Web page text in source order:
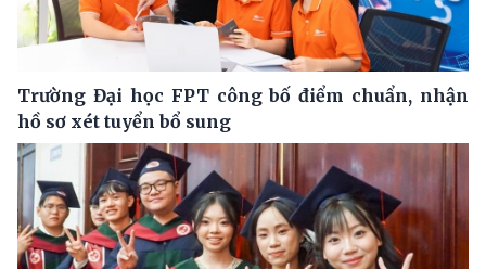
Trường Đại học FPT công bố điểm chuẩn, nhận
hồ sơ xét tuyển bổ sung